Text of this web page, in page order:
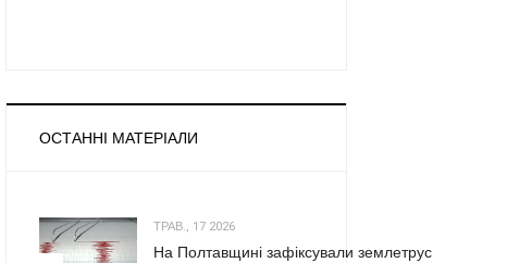
ОСТАННІ МАТЕРІАЛИ
ТРАВ., 17 2026
На Полтавщині зафіксували землетрус